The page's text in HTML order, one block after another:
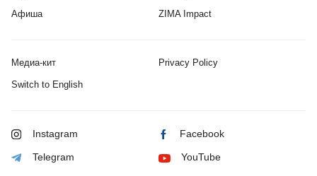
Афиша ZIMA Impact
Медиа-кит Privacy Policy
Switch to English
Instagram Facebook
Telegram YouTube